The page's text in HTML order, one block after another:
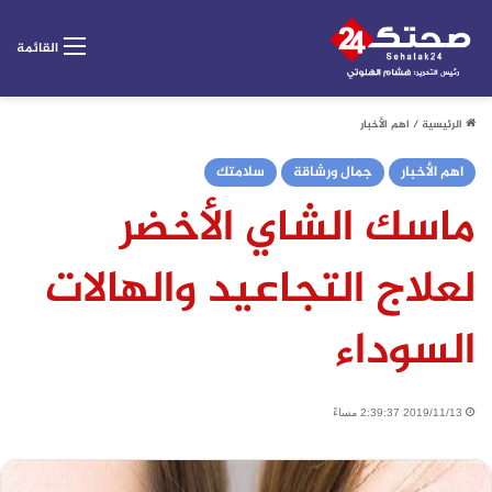
القائمة
الرئيسية/ اهم الأخبار
اهم الأخبار جمال ورشاقة سلامتك
ماسك الشاي الأخضر
لعلاج التجاعيد والهالات
السوداء
2019/11/13 2:39:37 مساءً